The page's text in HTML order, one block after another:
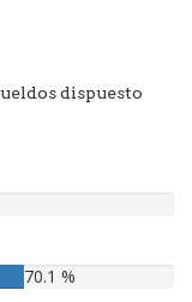
dispuesto
70.1 %